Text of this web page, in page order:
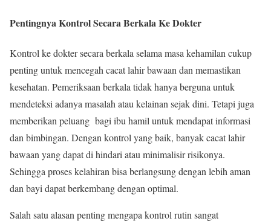
Pentingnya Kontrol Secara Berkala Ke Dokter
Kontrol ke dokter secara berkala selama masa kehamilan cukup
penting untuk mencegah cacat lahir bawaan dan memastikan
kesehatan. Pemeriksaan berkala tidak hanya berguna untuk
mendeteksi adanya masalah atau kelainan sejak dini. Tetapi juga
memberikan peluang bagi ibu hamil untuk mendapat informasi
dan bimbingan. Dengan kontrol yang baik, banyak cacat lahir
bawaan yang dapat di hindari atau minimalisir risikonya.
Sehingga proses kelahiran bisa berlangsung dengan lebih aman
dan bayi dapat berkembang dengan optimal.
Salah satu alasan penting mengapa kontrol rutin sangat